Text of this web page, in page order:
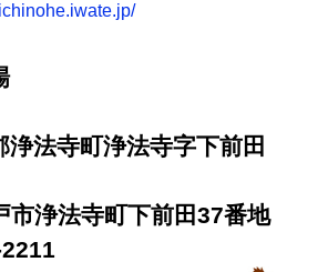
浄法寺町浄法寺字下前田
市浄法寺町下前田37番地